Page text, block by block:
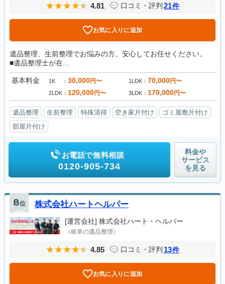
4.81 口コミ・評判 21件
お気に入りに追加
遺品整理、生前整理でお悩みの方、安心してお任せください。
■遺品整理士が在...
基本料金 1K 30,000円〜 1LDK 70,000円〜
2LDK 120,000円〜 3LDK 170,000円〜
遺品整理 生前整理 特殊清掃 空き家片付け
ゴミ屋敷片付け
部屋片付け
お電話で無料相談
0120-905-734
料金や
サービス
を見る
8位 株式会社ハートヘルパー
[運営会社] 株式会社ハート・ヘルパー
（岐阜の遺品整理）
4.85 口コミ・評判 13件
お気に入りに追加